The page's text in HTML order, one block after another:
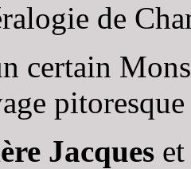
de
certain
Jacques